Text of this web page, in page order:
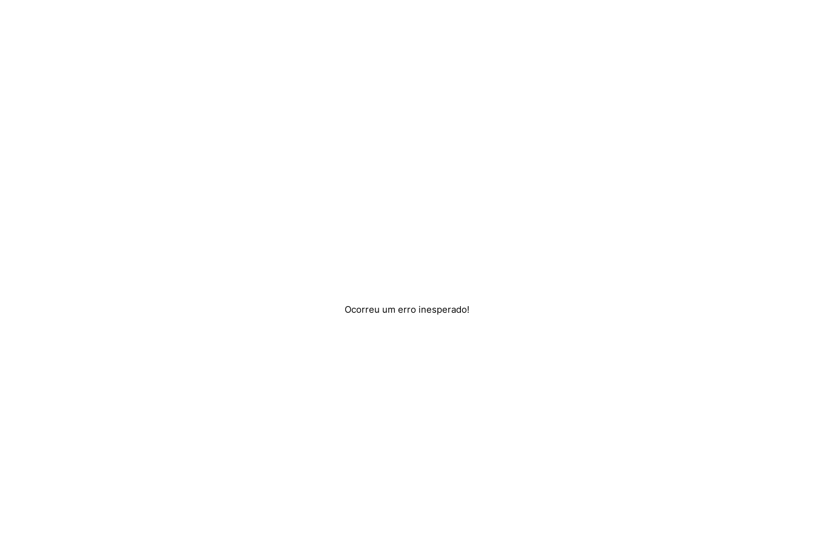
Ocorreu um erro inesperado!